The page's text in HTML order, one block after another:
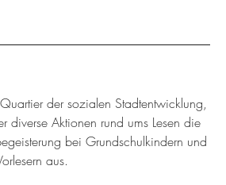
der sozialen Stadtentwicklung,
diverse Aktionen rund ums Lesen die
bei Grundschulkindern und
aus.